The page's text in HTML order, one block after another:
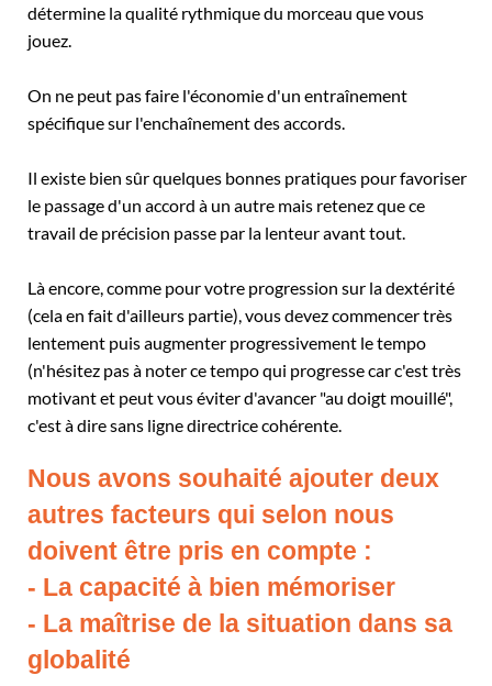
détermine la qualité rythmique du morceau que vous
jouez.
On ne peut pas faire l'économie d'un entraînement
spécifique sur l'enchaînement des accords.
Il existe bien sûr quelques bonnes pratiques pour favoriser
le passage d'un accord à un autre mais retenez que ce
travail de précision passe par la lenteur avant tout.
Là encore, comme pour votre progression sur la dextérité
(cela en fait d'ailleurs partie), vous devez commencer très
lentement puis augmenter progressivement le tempo
(n'hésitez pas à noter ce tempo qui progresse car c'est très
motivant et peut vous éviter d'avancer "au doigt mouillé",
c'est à dire sans ligne directrice cohérente.
Nous avons souhaité ajouter deux
autres facteurs qui selon nous
doivent être pris en compte :
- La capacité à bien mémoriser
- La maîtrise de la situation dans sa
globalité